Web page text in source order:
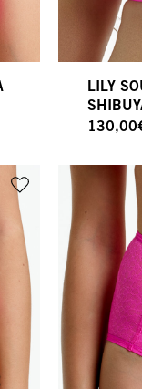
LILY
130,00